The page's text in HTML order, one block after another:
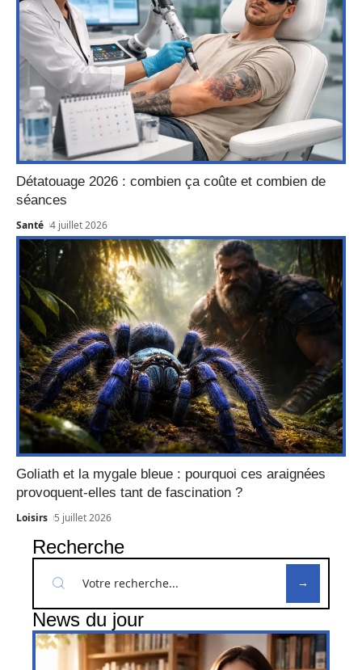
Détatouage 2026 : combien ça coûte et combien de
séances
Santé 4 juillet 2026
Goliath et la mygale bleue : pourquoi ces araignées
provoquent-elles tant de fascination ?
Loisirs 5 juillet 2026
Recherche
News du jour